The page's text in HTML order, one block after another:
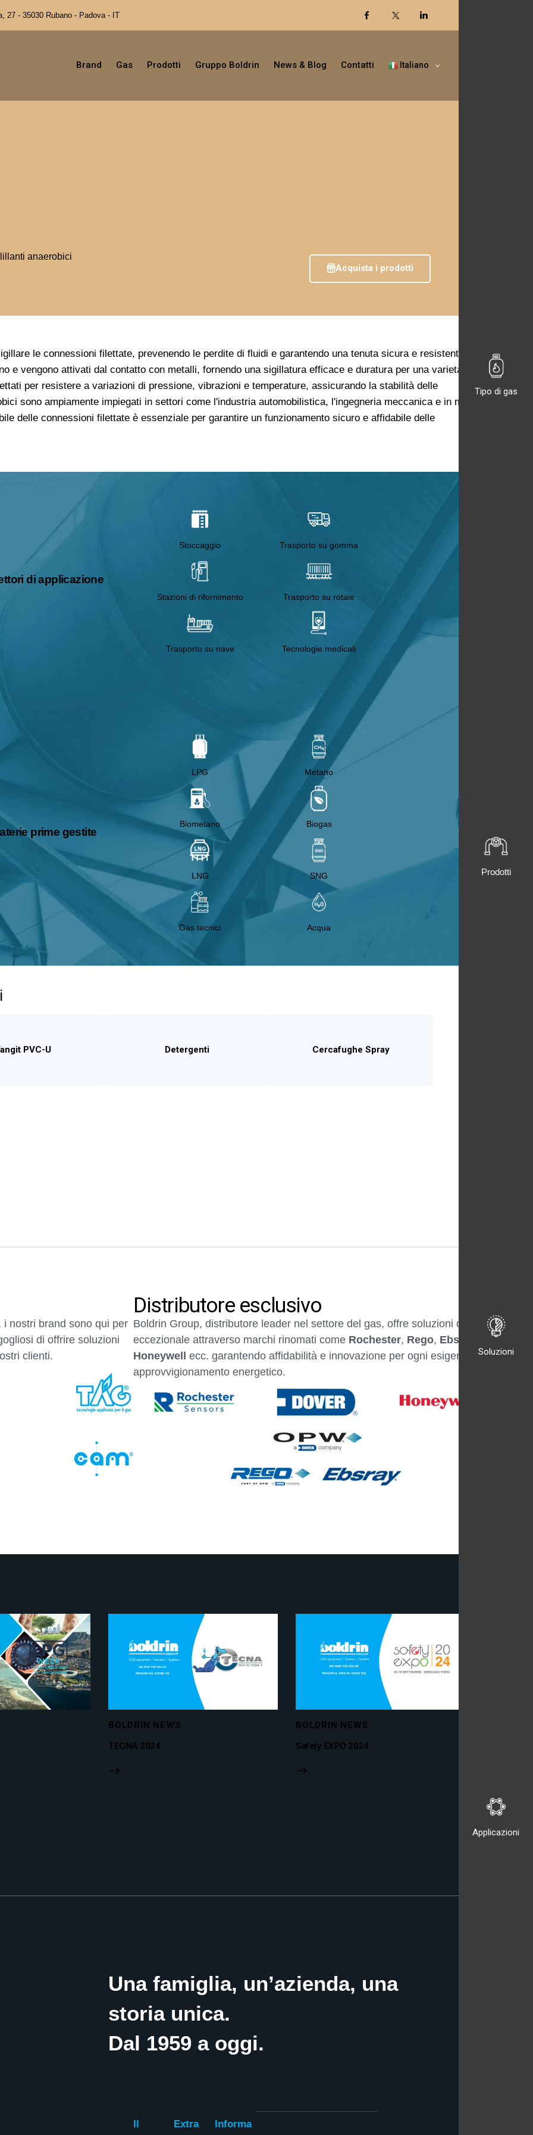
27 - 35030 Rubano - Padova - IT
Brand Gas Prodotti Gruppo Boldrin News & Blog Contatti Italiano
anaerobici
Acquista i prodotti
le connessioni filettate, prevenendo le perdite di fluidi e garantendo una tenuta sicura e resistente.
e vengono attivati dal contatto con metalli, fornendo una sigillatura efficace e duratura per una varietà di
per resistere a variazioni di pressione, vibrazioni e temperature, assicurando la stabilità delle
sono ampiamente impiegati in settori come l'industria automobilistica, l'ingegneria meccanica e in molte
delle connessioni filettate è essenziale per garantire un funzionamento sicuro e affidabile delle
di applicazione
Stoccaggio Trasporto su gomma
Stazioni di rifornimento Trasporto su rotaie
Trasporto su nave Tecnologie medicali
prime gestite
LPG Metano
Biometano Biogas
LNG SNG
Gas tecnici Acqua
PVC-U Detergenti Cercafughe Spray
nostri brand sono qui per
di offrire soluzioni
clienti.
Distributore esclusivo
Boldrin Group, distributore leader nel settore del gas, offre soluzioni di qualità
eccezionale attraverso marchi rinomati come Rochester, Rego, Ebsray
Honeywell ecc. garantendo affidabilità e innovazione per ogni esigenza di
approvvigionamento energetico.
BOLDRIN NEWS
TECNA 2024
BOLDRIN NEWS
Safety EXPO 2024
Una famiglia, un’azienda, una
storia unica.
Dal 1959 a oggi.
Extra
Informa
Tipo di gas
Prodotti
Soluzioni
Applicazioni